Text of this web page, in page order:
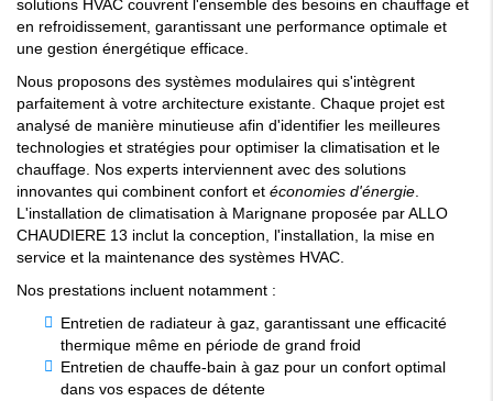
solutions HVAC couvrent l'ensemble des besoins en chauffage et
en refroidissement, garantissant une performance optimale et
une gestion énergétique efficace.
Nous proposons des systèmes modulaires qui s'intègrent
parfaitement à votre architecture existante. Chaque projet est
analysé de manière minutieuse afin d'identifier les meilleures
technologies et stratégies pour optimiser la climatisation et le
chauffage. Nos experts interviennent avec des solutions
innovantes qui combinent confort et économies d'énergie.
L'installation de climatisation à Marignane proposée par ALLO
CHAUDIERE 13 inclut la conception, l'installation, la mise en
service et la maintenance des systèmes HVAC.
Nos prestations incluent notamment :
Entretien de radiateur à gaz, garantissant une efficacité
thermique même en période de grand froid
Entretien de chauffe-bain à gaz pour un confort optimal
dans vos espaces de détente